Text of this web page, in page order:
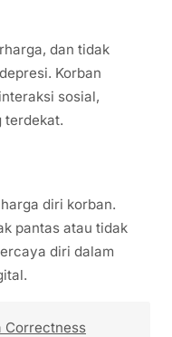
dan tidak
Korban
sosial,
terdekat.
diri korban.
pantas atau tidak
diri dalam
Correctness